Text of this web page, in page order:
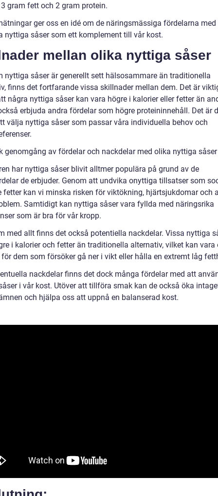
3 gram fett och 2 gram protein.
ger oss en idé om de näringsmässiga fördelarna
nyttiga såser som ett komplement till vår kost.
mellan olika nyttiga såser
nyttiga såser är generellt sett hälsosammare än traditionella
finns det fortfarande vissa skillnader mellan dem. Det är
några nyttiga såser kan vara högre i kalorier eller fetter än
erbjuda andra fördelar som högre proteininnehåll. Det är
välja nyttiga såser som passar våra individuella behov och
genomgång av fördelar och nackdelar med olika nyttiga såser
har nyttiga såser blivit alltmer populära på grund av de
de erbjuder. Genom att undvika onyttiga tillsatser som
fetter kan vi minska risken för viktökning, hjärtsjukdomar och
Samtidigt kan nyttiga såser vara fyllda med näringsrika
som är bra för vår kropp.
med allt finns det också potentiella nackdelar. Vissa nyttiga
i kalorier och fetter än traditionella alternativ, vilket kan vara
dem som försöker gå ner i vikt eller hålla en extremt låg
nackdelar finns det dock många fördelar med att
i vår kost. Utöver att tillföra smak kan de också öka
och hjälpa oss att uppnå en balanserad kost.